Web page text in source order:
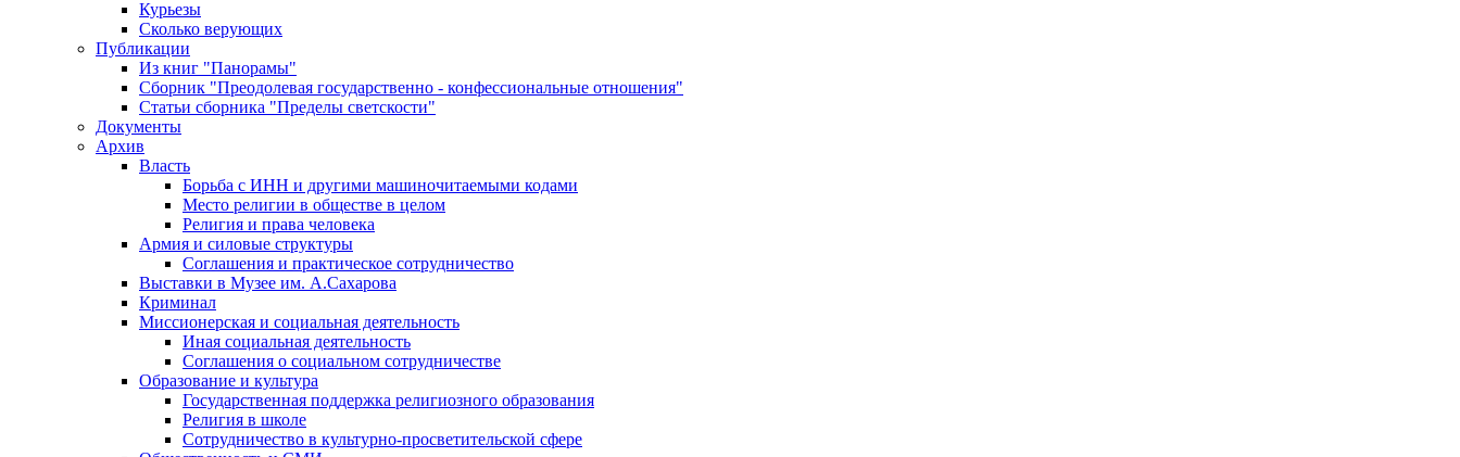
Курьезы
Сколько верующих
Публикации
Из книг "Панорамы"
Сборник "Преодолевая государственно - конфессиональные отношения"
Статьи сборника "Пределы светскости"
Документы
Архив
Власть
Борьба с ИНН и другими машиночитаемыми кодами
Место религии в обществе в целом
Религия и права человека
Армия и силовые структуры
Соглашения и практическое сотрудничество
Выставки в Музее им. А.Сахарова
Криминал
Миссионерская и социальная деятельность
Иная социальная деятельность
Соглашения о социальном сотрудничестве
Образование и культура
Государственная поддержка религиозного образования
Религия в школе
Сотрудничество в культурно-просветительской сфере